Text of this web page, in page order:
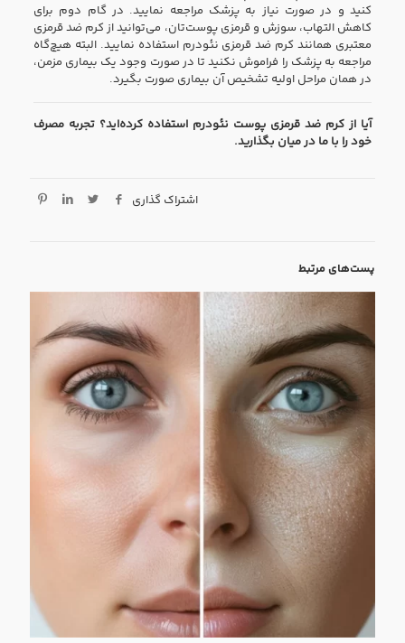
کنید و در صورت نیاز به پزشک مراجعه نمایید. در گام دوم برای
کاهش التهاب، سوزش و قرمزی پوست‌تان، می‌توانید از کرم ضد قرمزی
معتبری همانند کرم ضد قرمزی نئودرم استفاده نمایید. البته هیچ‌گاه
مراجعه به پزشک را فراموش نکنید تا در صورت وجود یک بیماری مزمن،
در همان مراحل اولیه تشخیص آن بیماری صورت بگیرد.
آیا از کرم ضد قرمزی پوست نئودرم استفاده کرده‌اید؟ تجربه مصرف
خود را با ما در میان بگذارید.
اشتراک گذاری
پست‌های مرتبط